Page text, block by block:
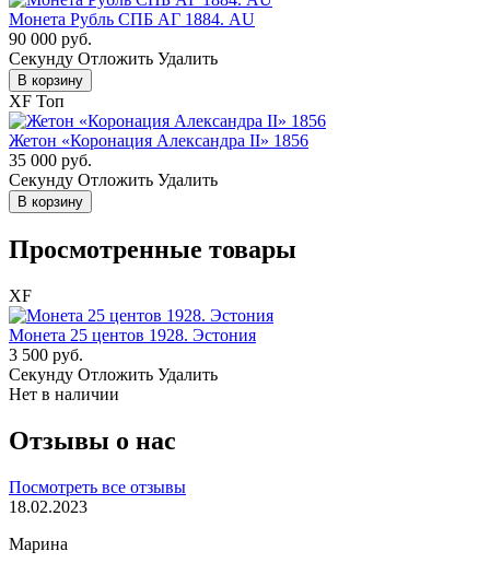
Монета Рубль СПБ АГ 1884. AU
90 000 руб.
Cекунду Отложить Удалить
В корзину
XF Топ
Жетон «Коронация Александра II» 1856
35 000 руб.
Cекунду Отложить Удалить
В корзину
Просмотренные товары
XF
Монета 25 центов 1928. Эстония
3 500 руб.
Cекунду Отложить Удалить
Нет в наличии
Отзывы о нас
Посмотреть все отзывы
18.02.2023
Марина